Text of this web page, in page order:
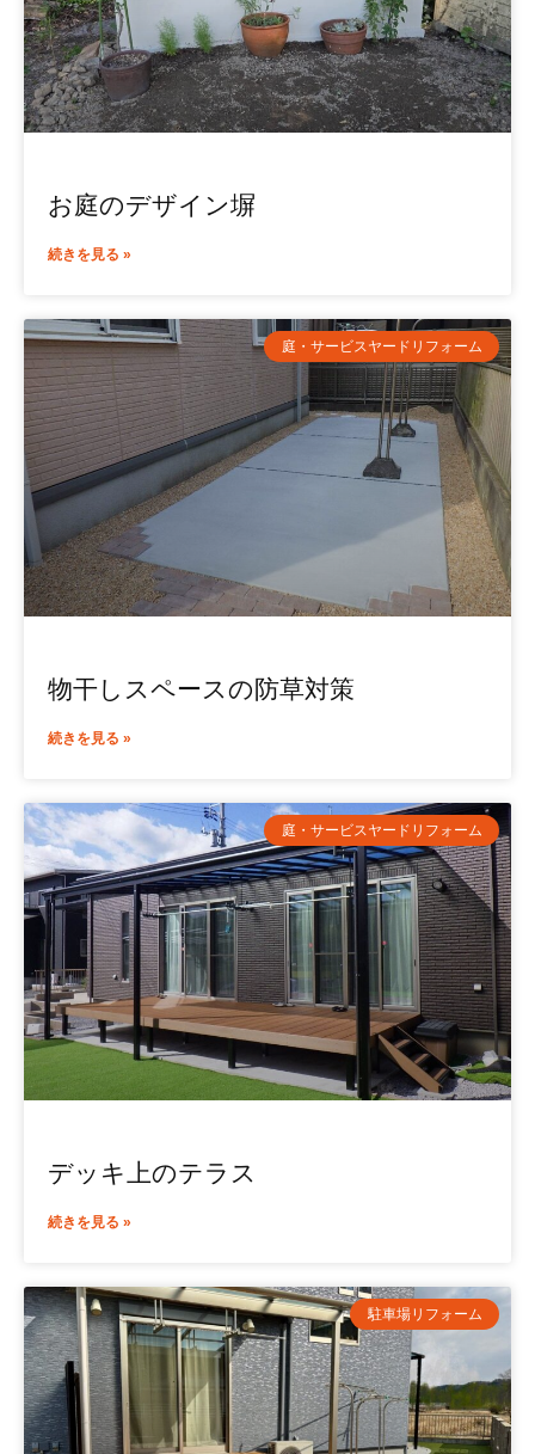
お庭のデザイン塀
続きを見る »
庭・サービスヤードリフォーム
物干しスペースの防草対策
続きを見る »
庭・サービスヤードリフォーム
デッキ上のテラス
続きを見る »
駐車場リフォーム